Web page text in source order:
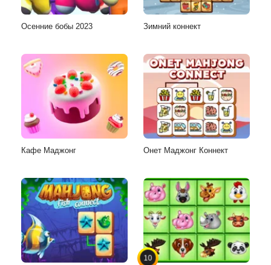
Осенние бобы 2023 Зимний коннект
Кафе Маджонг Онет Маджонг Коннект
10